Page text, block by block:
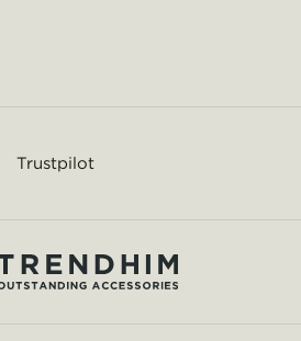
Trustpilot